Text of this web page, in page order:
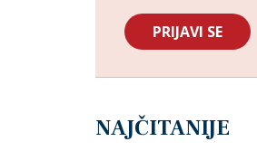
NAJČITANIJE